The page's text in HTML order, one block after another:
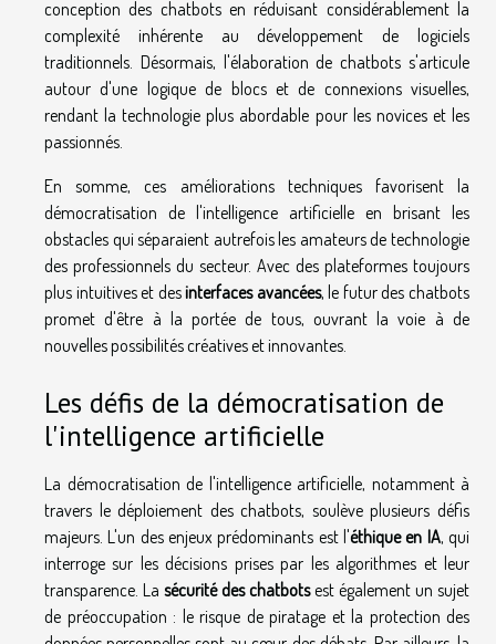
conception des chatbots en réduisant considérablement la
complexité inhérente au développement de logiciels
traditionnels. Désormais, l'élaboration de chatbots s'articule
autour d'une logique de blocs et de connexions visuelles,
rendant la technologie plus abordable pour les novices et les
passionnés.
En somme, ces améliorations techniques favorisent la
démocratisation de l'intelligence artificielle en brisant les
obstacles qui séparaient autrefois les amateurs de technologie
des professionnels du secteur. Avec des plateformes toujours
plus intuitives et desinterfaces avancées, le futur des chatbots
promet d'être à la portée de tous, ouvrant la voie à de
nouvelles possibilités créatives et innovantes.
Les défis de la démocratisation de
l'intelligence artificielle
La démocratisation de l'intelligence artificielle, notamment à
travers le déploiement des chatbots, soulève plusieurs défis
majeurs. L'un des enjeux prédominants est l'éthique en IA, qui
interroge sur les décisions prises par les algorithmes et leur
transparence. La sécurité des chatbotsest également un sujet
de préoccupation : le risque de piratage et la protection des